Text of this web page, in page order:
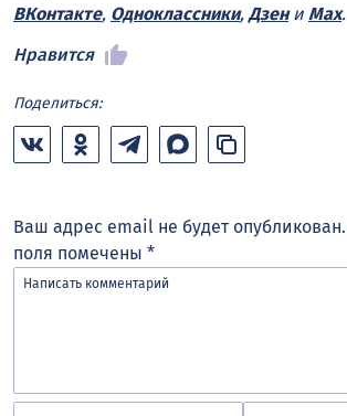
ВКонтакте, Одноклассники, Дзени Max.
Нравится
Поделиться:
Ваш адрес email не будет опубликован.
поля помечены *